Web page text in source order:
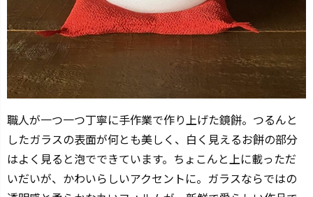
職人が一つ一つ丁寧に手作業で作り上げた鏡餅。つるんと
したガラスの表面が何とも美しく、白く見えるお餅の部分
はよく見ると泡でできています。ちょこんと上に載っただ
いだいが、かわいらしいアクセントに。ガラスならではの